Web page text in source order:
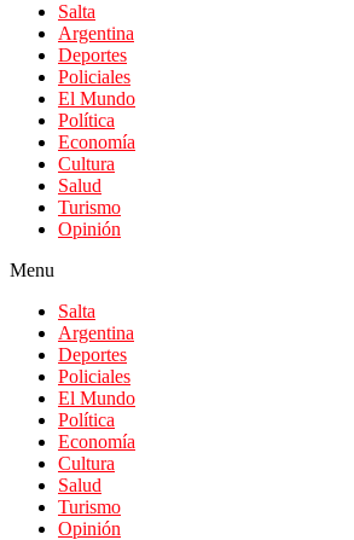
Salta
Argentina
Deportes
Policiales
El Mundo
Política
Economía
Cultura
Salud
Turismo
Opinión
Menu
Salta
Argentina
Deportes
Policiales
El Mundo
Política
Economía
Cultura
Salud
Turismo
Opinión